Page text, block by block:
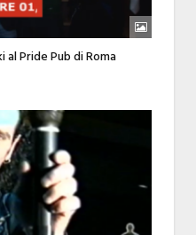
al Pride Pub di Roma